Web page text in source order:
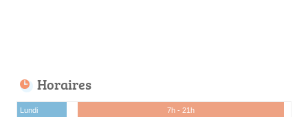
Horaires
Lundi
7h - 21h